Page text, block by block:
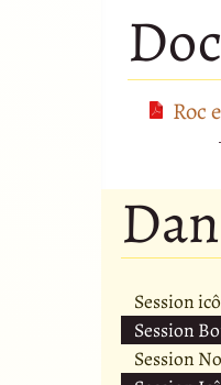
Roc
Session
Session
Session